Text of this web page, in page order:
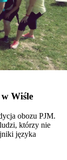
Wiśle
obozu PJM.
którzy nie
języka